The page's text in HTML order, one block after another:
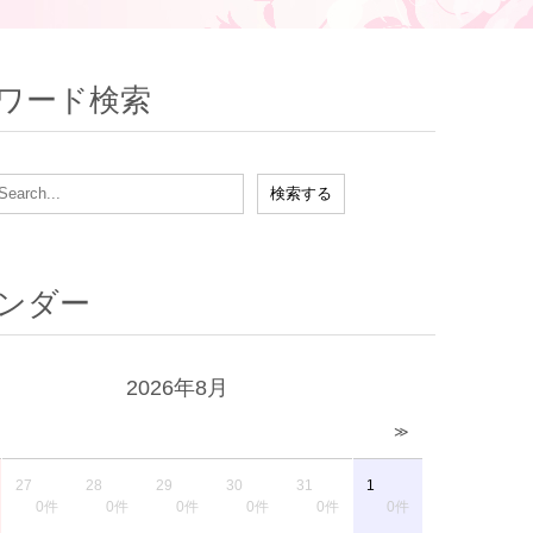
ード検索
ダー
2026年8月
≫
27
0件
28
0件
29
0件
30
0件
31
0件
1
0件